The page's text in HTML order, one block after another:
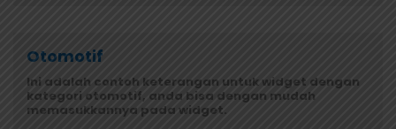
Otomotif
Ini adalah contoh keterangan untuk widget dengan
kategori otomotif, anda bisa dengan mudah
memasukkannya pada widget.